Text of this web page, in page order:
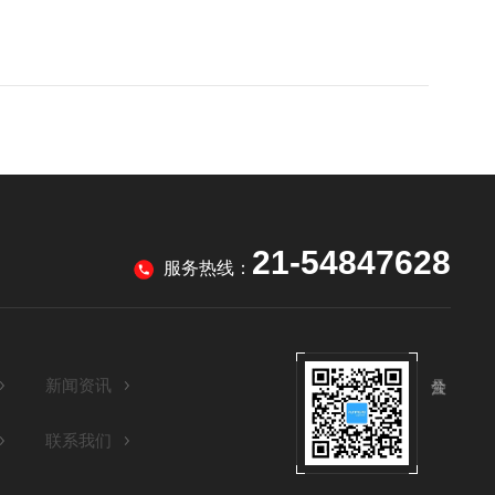
服务热线： 21-54847628
新闻资讯
联系我们